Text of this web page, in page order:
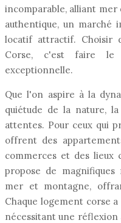
incomparable, alliant
authentique, un marché
locatif attractif. Choisir
Corse, c'est faire
exceptionnelle.
Que l'on aspire à la
quiétude de la nature,
attentes. Pour ceux qui
offrent des
commerces et des lieux
propose de
mer et montagne,
Chaque logement corse
nécessitant une